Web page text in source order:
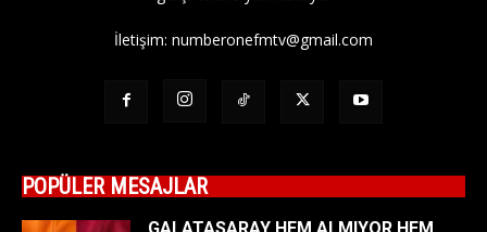
İletişim: numberonefmtv@gmail.com
POPÜLER MESAJLAR